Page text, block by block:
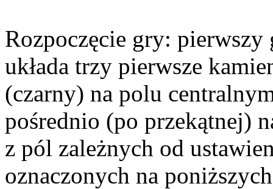
Rozpoczęcie gry:
układa trzy pierwsze
(czarny) na polu
pośrednio (po przekątnej)
z pól zależnych od
oznaczonych na